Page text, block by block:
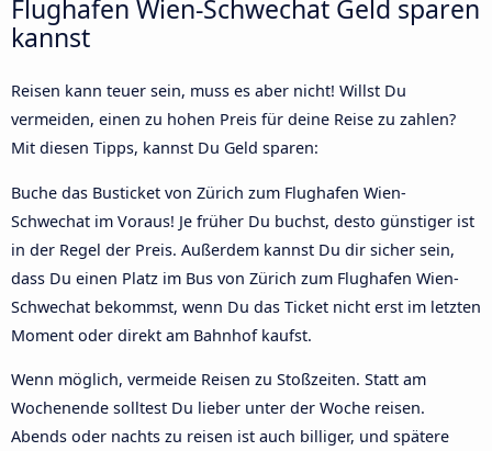
Flughafen Wien-Schwechat Geld sparen
kannst
Reisen kann teuer sein, muss es aber nicht! Willst Du
vermeiden, einen zu hohen Preis für deine Reise zu zahlen?
Mit diesen Tipps, kannst Du Geld sparen:
Buche das Busticket von Zürich zum Flughafen Wien-
Schwechat im Voraus! Je früher Du buchst, desto günstiger ist
in der Regel der Preis. Außerdem kannst Du dir sicher sein,
dass Du einen Platz im Bus von Zürich zum Flughafen Wien-
Schwechat bekommst, wenn Du das Ticket nicht erst im letzten
Moment oder direkt am Bahnhof kaufst.
Wenn möglich, vermeide Reisen zu Stoßzeiten. Statt am
Wochenende solltest Du lieber unter der Woche reisen.
Abends oder nachts zu reisen ist auch billiger, und spätere